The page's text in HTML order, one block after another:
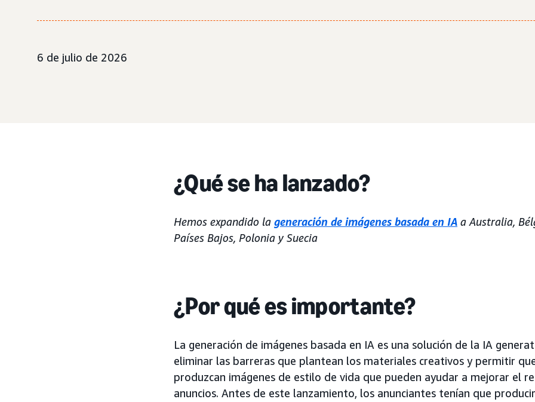
6 de julio de 2026
¿Qué se ha lanzado?
Hemos expandido la generación de imágenes basada en IA a Australia,
Países Bajos, Polonia y Suecia
¿Por qué es importante?
La generación de imágenes basada en IA es una solución de la IA
eliminar las barreras que plantean los materiales creativos y permitir
produzcan imágenes de estilo de vida que pueden ayudar a mejorar el
anuncios. Antes de este lanzamiento, los anunciantes tenían que